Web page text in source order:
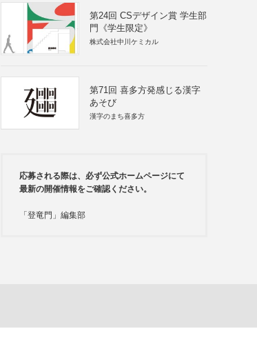
第24回 CSデザイン賞 学生部
門《学生限定》
株式会社中川ケミカル
第71回 喜多方発感じる漢字
あそび
漢字のまち喜多方
応募される際は、必ず公式ホームページにて
最新の開催情報をご確認ください。
「登竜門」編集部